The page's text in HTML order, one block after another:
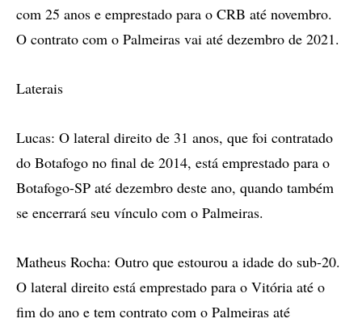
com 25 anos e emprestado para o CRB até novembro.
O contrato com o Palmeiras vai até dezembro de 2021.
Laterais
Lucas: O lateral direito de 31 anos, que foi contratado
do Botafogo no final de 2014, está emprestado para o
Botafogo-SP até dezembro deste ano, quando também
se encerrará seu vínculo com o Palmeiras.
Matheus Rocha: Outro que estourou a idade do sub-20.
O lateral direito está emprestado para o Vitória até o
fim do ano e tem contrato com o Palmeiras até